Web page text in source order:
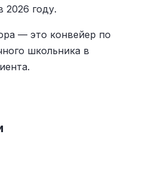
2026 году.
— это конвейер по
школьника в